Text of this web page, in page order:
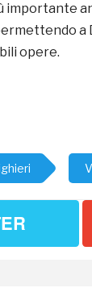
importante
a
opere.